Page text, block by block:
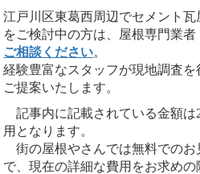
江戸川区東葛西周辺でセメント
をご検討中の方は、屋根専門業
ご相談ください。
経験豊富なスタッフが現地調査
ご提案いたします。
記事内に記載されている金額は
用となります。
街の屋根やさんでは無料でのお
で、現在の詳細な費用をお求め